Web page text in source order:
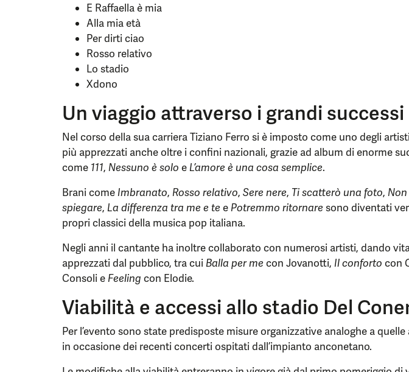
E Raffaella è mia
Alla mia età
Per dirti ciao
Rosso relativo
Lo stadio
Xdono
Un viaggio attraverso i grandi successi
Nel corso della sua carriera Tiziano Ferro si è imposto come uno degli
più apprezzati anche oltre i confini nazionali, grazie ad album di enorme
come 111, Nessuno è solo e L’amore è una cosa semplice.
Brani come Imbranato, Rosso relativo, Sere nere, Ti scatterò una foto,
spiegare, La differenza tra me e te e Potremmo ritornare sono diventati
propri classici della musica pop italiana.
Negli anni il cantante ha inoltre collaborato con numerosi artisti, dando
apprezzati dal pubblico, tra cui Balla per me con Jovanotti, Il conforto con
Consoli e Feeling con Elodie.
Viabilità e accessi allo stadio Del
Per l’evento sono state predisposte misure organizzative analoghe a
in occasione dei recenti concerti ospitati dall’impianto anconetano.